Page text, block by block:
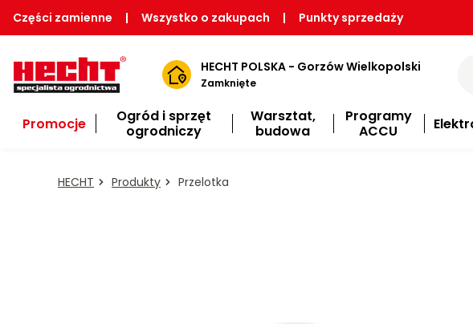
Części zamienne | Wszystko o zakupach | Punkty sprzedaży
HECHT POLSKA - Gorzów Wielkopolski
Zamknięte
Promocje
Ogród i sprzęt
ogrodniczy
Warsztat,
budowa
Programy
ACCU
HECHT Produkty Przelotka